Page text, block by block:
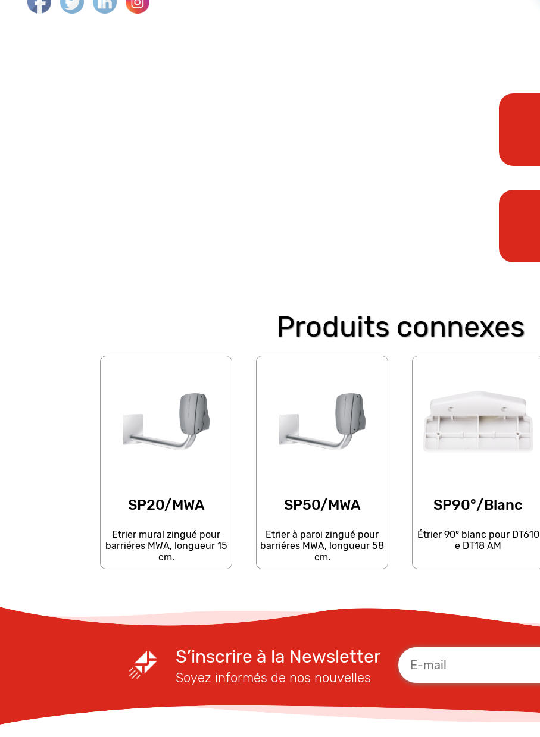
Produits connexes
SP20/MWA
Etrier mural zingué pour
barriéres MWA, longueur 15
cm.
SP50/MWA
Etrier à paroi zingué pour
barriéres MWA, longueur 58
cm.
SP90°/Blanc
Étrier 90° blanc pour DT610
e DT18 AM
S’inscrire à la Newsletter
Soyez informés de nos nouvelles